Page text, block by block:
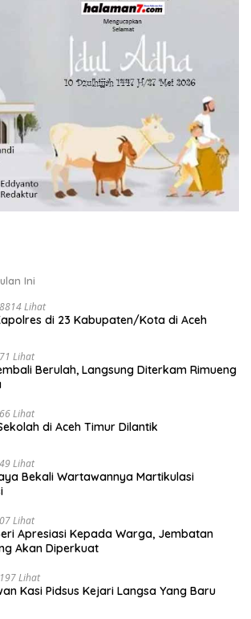
Ini
8814 Lihat
di 23 Kabupaten/Kota di Aceh
Lihat
Berulah, Langsung Diterkam Rimueng
Lihat
di Aceh Timur Dilantik
Lihat
Bekali Wartawannya Martikulasi
Lihat
Apresiasi Kepada Warga, Jembatan
Akan Diperkuat
197 Lihat
Kasi Pidsus Kejari Langsa Yang Baru